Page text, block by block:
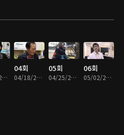
04/11/2017 • 46분
04회
04/18/2017 • 47분
05회
04/25/2017 • 46분
06회
05/02/2017 • 47분